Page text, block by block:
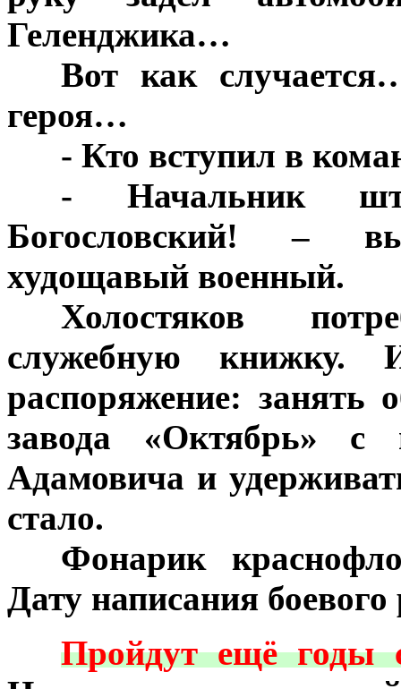
Геленджика…
Вот как
героя…
- Кто вступил в
- Начальник
Богословский! –
худощавый военный.
Холостяков
служебную
распоряжение: занять
завода «Октябрь» с
Адамовича и
стало.
Фонарик
Дату написания
Пройдут ещё годы